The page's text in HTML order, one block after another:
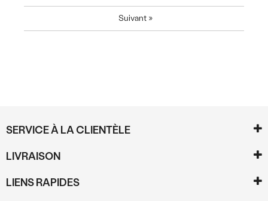
Suivant »
SERVICE À LA CLIENTÈLE
LIVRAISON
LIENS RAPIDES